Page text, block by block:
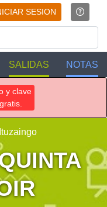
SESION
SALIDAS NOTAS
y clave
Ituzaingo